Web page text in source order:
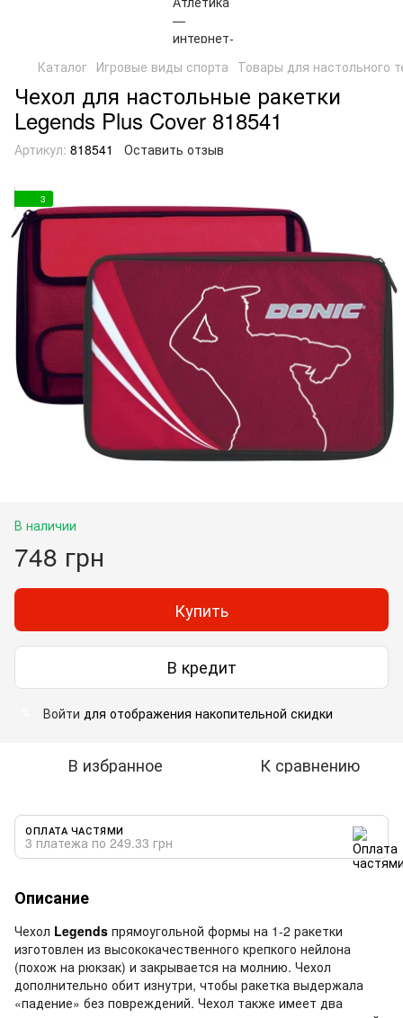
Каталог Игровые виды спорта Товары для настольного
Чехол для настольные ракетки
Legends Plus Cover 818541
Артикул: 818541 Оставить отзыв
3
В наличии
748 грн
Купить
В кредит
Войти для отображения накопительной скидки
В избранное К сравнению
ОПЛАТА ЧАСТЯМИ
3 платежа по 249.33 грн
Описание
Чехол Legends прямоугольной формы на 1-2 ракетки
изготовлен из высококачественного крепкого нейлона
(похож на рюкзак) и закрывается на молнию. Чехол
дополнительно обит изнутри, чтобы ракетка выдержала
«падение» без повреждений. Чехол также имеет два